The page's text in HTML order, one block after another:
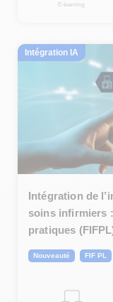
E-learning
Intégration IA
Intégration de
soins infirmiers
pratiques
Nouveauté FIF PL